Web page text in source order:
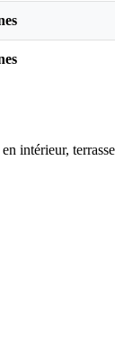
intérieur,